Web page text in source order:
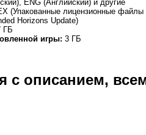
ENG (Английский) и другие
(Упакованные лицензионные файлы
Horizons Update)
ГБ
игры: 3 ГБ
с описанием,